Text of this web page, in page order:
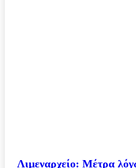
Λιμεναρχείο: Μέτρα